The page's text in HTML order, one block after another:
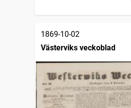
1869-10-02
Västerviks veckoblad